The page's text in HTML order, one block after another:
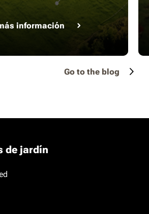
información
Go to the blog
de jardín